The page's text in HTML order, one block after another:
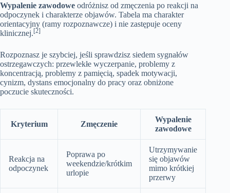
Wypalenie zawodowe odróżnisz od zmęczenia po reakcji na
odpoczynek i charakterze objawów. Tabela ma charakter
orientacyjny (ramy rozpoznawcze) i nie zastępuje oceny
klinicznej.[2]
Rozpoznasz je szybciej, jeśli sprawdzisz siedem sygnałów
ostrzegawczych: przewlekłe wyczerpanie, problemy z
koncentracją, problemy z pamięcią, spadek motywacji,
cynizm, dystans emocjonalny do pracy oraz obniżone
poczucie skuteczności.
Kryterium Zmęczenie
Wypalenie
zawodowe
Reakcja na
odpoczynek
Poprawa po
weekendzie/krótkim
urlopie
Utrzymywanie
się objawów
mimo krótkiej
przerwy